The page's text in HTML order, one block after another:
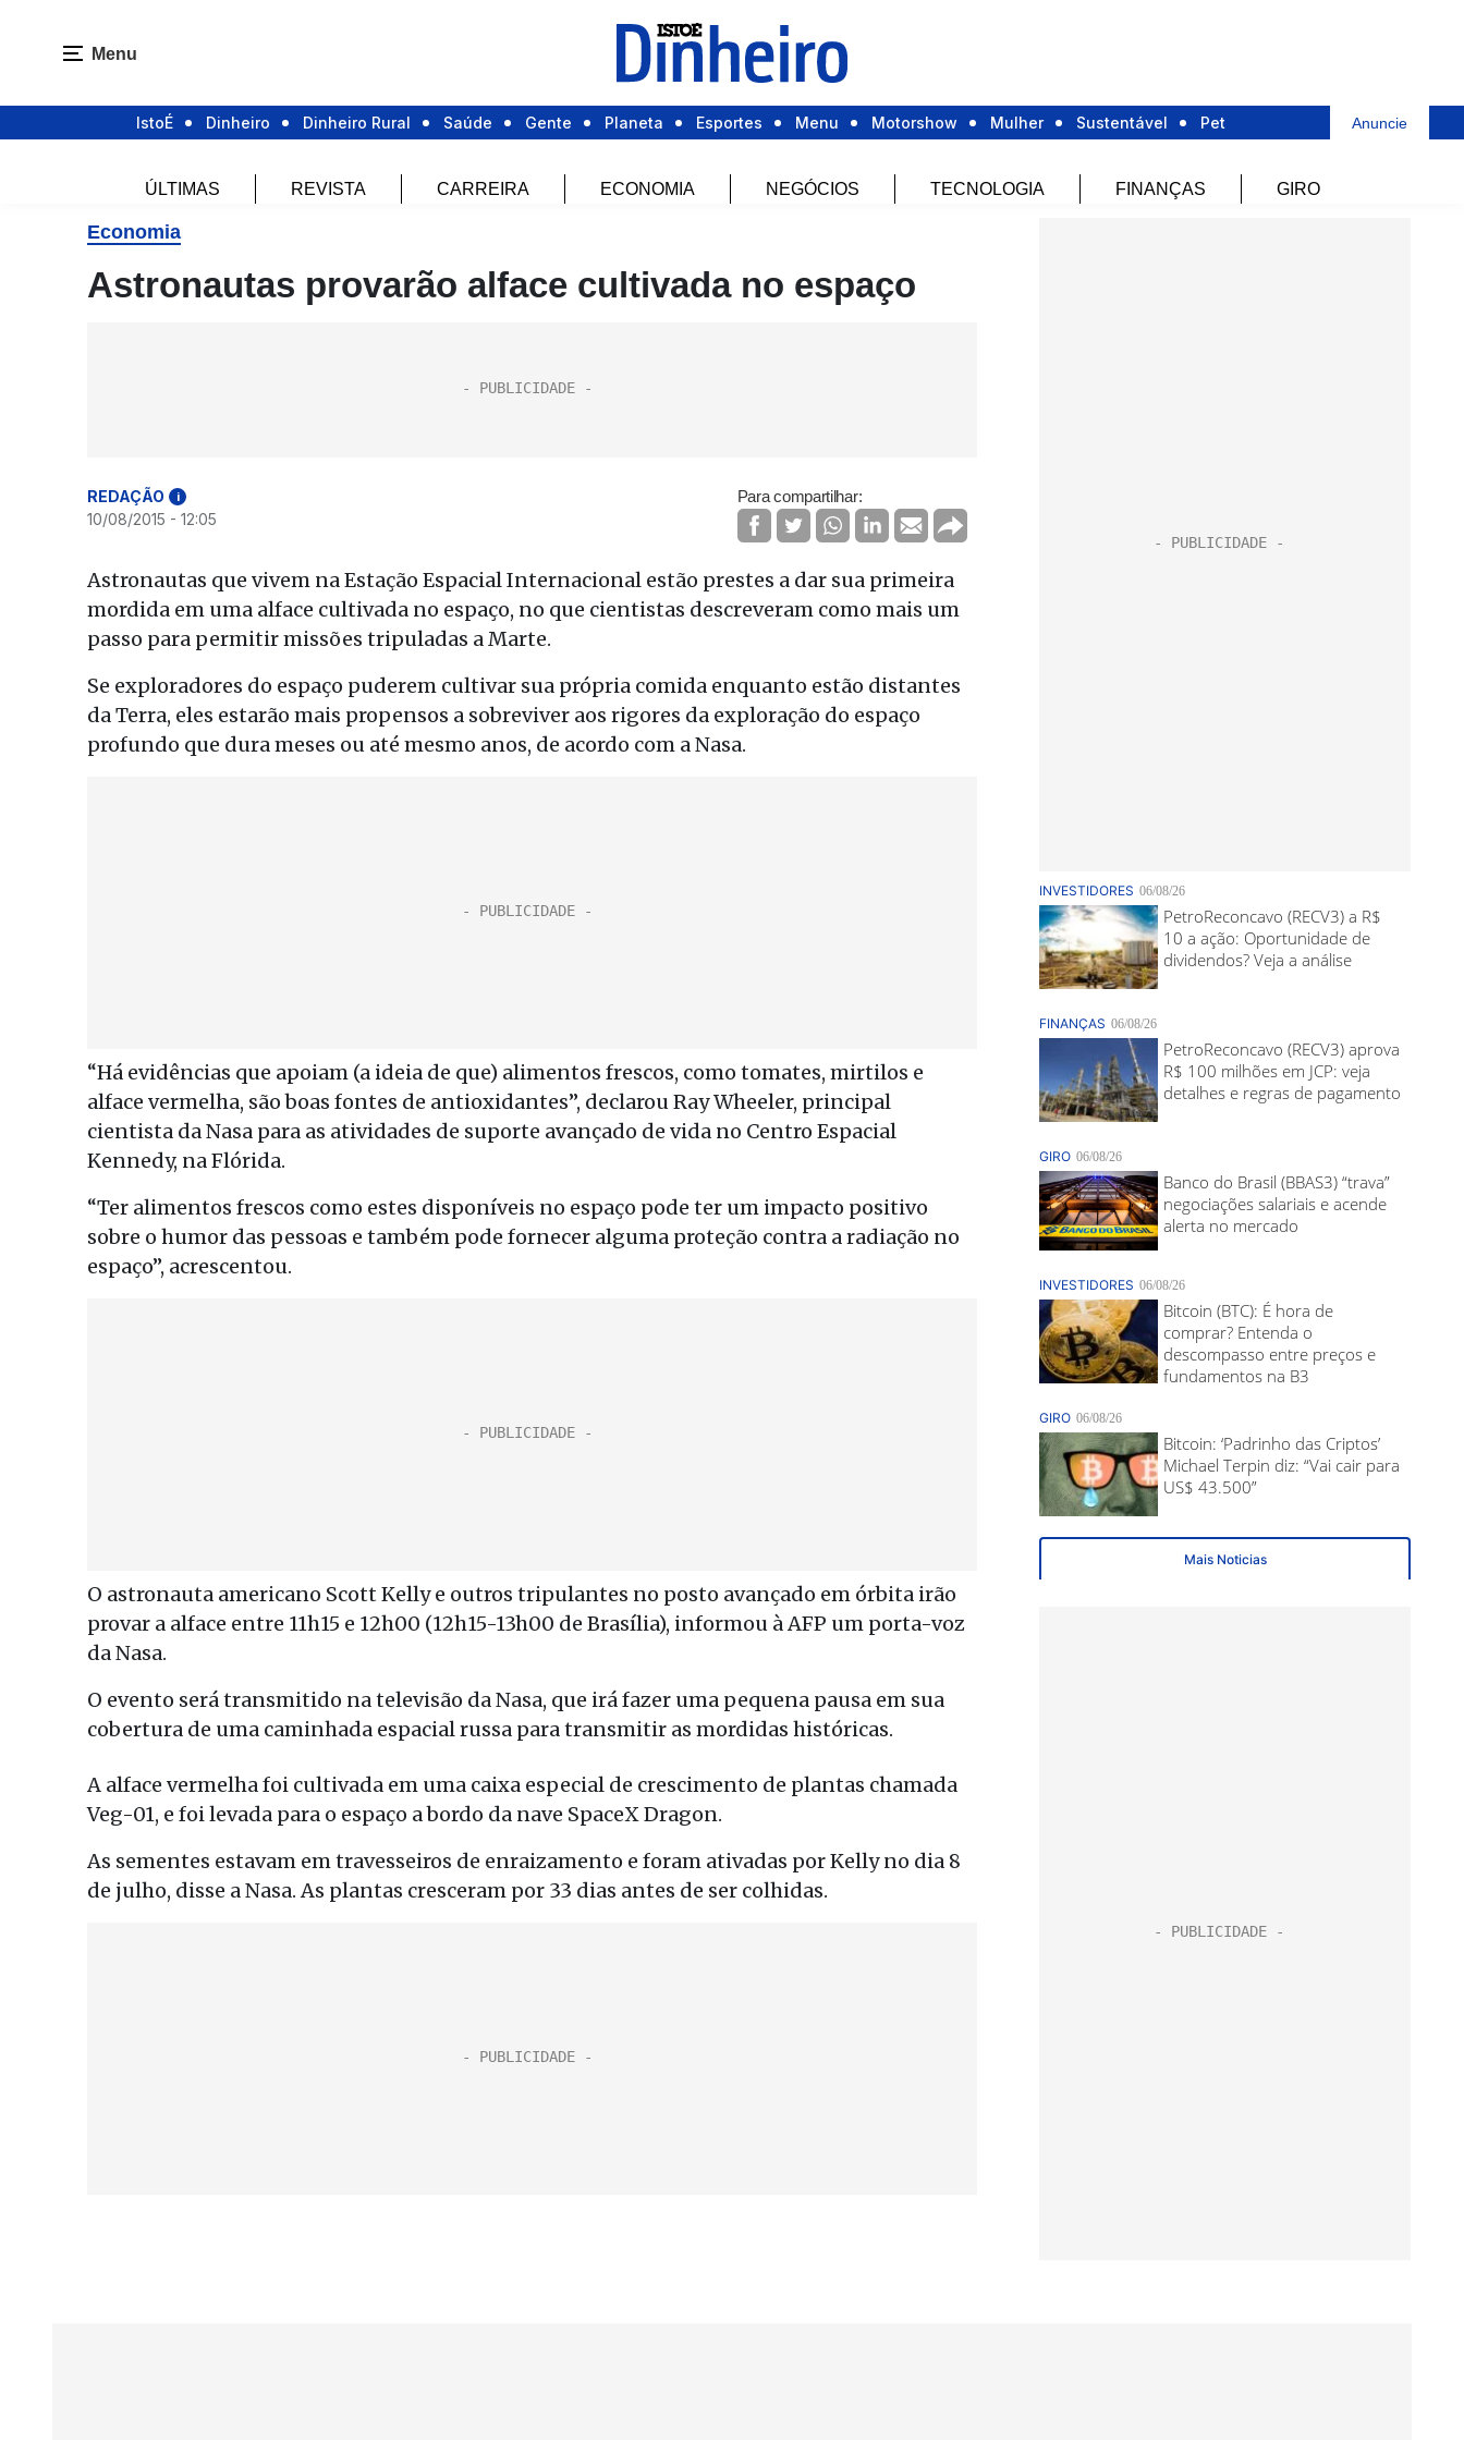
Menu
IstoÉ Dinheiro Dinheiro Rural Saúde Gente Planeta Esportes Menu Motorshow Mulher Sustentável Pet Anuncie
ÚLTIMAS REVISTA CARREIRA ECONOMIA NEGÓCIOS TECNOLOGIA FINANÇAS GIRO
Economia
Astronautas provarão alface cultivada no espaço
REDAÇÃO i
10/08/2015 - 12:05
Para compartilhar:
Astronautas que vivem na Estação Espacial Internacional estão prestes a dar sua primeira
mordida em uma alface cultivada no espaço, no que cientistas descreveram como mais um
passo para permitir missões tripuladas a Marte.
Se exploradores do espaço puderem cultivar sua própria comida enquanto estão distantes
da Terra, eles estarão mais propensos a sobreviver aos rigores da exploração do espaço
profundo que dura meses ou até mesmo anos, de acordo com a Nasa.
“Há evidências que apoiam (a ideia de que) alimentos frescos, como tomates, mirtilos e
alface vermelha, são boas fontes de antioxidantes”, declarou Ray Wheeler, principal
cientista da Nasa para as atividades de suporte avançado de vida no Centro Espacial
Kennedy, na Flórida.
“Ter alimentos frescos como estes disponíveis no espaço pode ter um impacto positivo
sobre o humor das pessoas e também pode fornecer alguma proteção contra a radiação no
espaço”, acrescentou.
O astronauta americano Scott Kelly e outros tripulantes no posto avançado em órbita irão
provar a alface entre 11h15 e 12h00 (12h15-13h00 de Brasília), informou à AFP um porta-voz
da Nasa.
O evento será transmitido na televisão da Nasa, que irá fazer uma pequena pausa em sua
cobertura de uma caminhada espacial russa para transmitir as mordidas históricas.
A alface vermelha foi cultivada em uma caixa especial de crescimento de plantas chamada
Veg-01, e foi levada para o espaço a bordo da nave SpaceX Dragon.
As sementes estavam em travesseiros de enraizamento e foram ativadas por Kelly no dia 8
de julho, disse a Nasa. As plantas cresceram por 33 dias antes de ser colhidas.